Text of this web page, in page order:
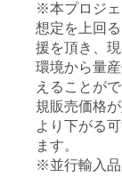
※本プロジ
想定を上回
援を頂き、
環境から量
えることが
規販売価格
より下がる
ます。
※並行輸入